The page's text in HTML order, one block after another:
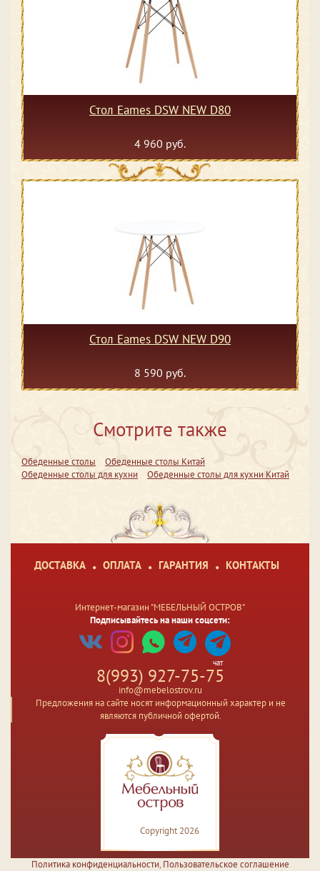
Стол Eames DSW NEW D80
4 960 руб.
Стол Eames DSW NEW D90
8 590 руб.
Смотрите также
Обеденные столы
Обеденные столы Китай
Обеденные столы для кухни
Обеденные столы для кухни Китай
ДОСТАВКА ОПЛАТА ГАРАНТИЯ КОНТАКТЫ
Интернет-магазин "МЕБЕЛЬНЫЙ ОСТРОВ"
Подписывайтесь на наши соцсети:
чат
8(993) 927-75-75
info@mebelostrov.ru
Предложения на сайте носят информационный характер и не
являются публичной офертой.
Copyright 2026
Политика конфиденциальности, Пользовательское соглашение